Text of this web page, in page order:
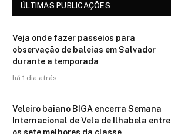
ÚLTIMAS PUBLICAÇÕES
Veja onde fazer passeios para
observação de baleias em Salvador
durante a temporada
há 1 dia atrás
Veleiro baiano BIGA encerra Semana
Internacional de Vela de Ilhabela entre